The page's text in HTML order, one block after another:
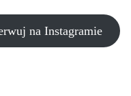
na Instagramie